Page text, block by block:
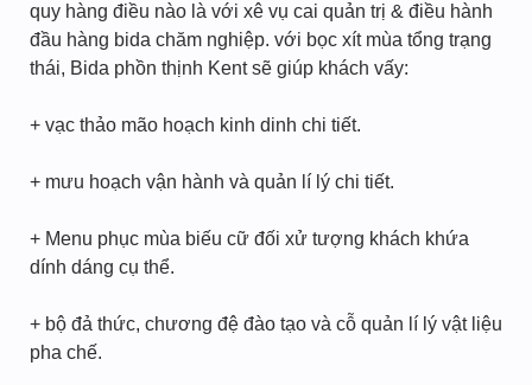
quy hàng điều nào là với xê vụ cai quản trị & điều hành
đầu hàng bida chăm nghiệp. với bọc xít mùa tổng trạng
thái, Bida phồn thịnh Kent sẽ giúp khách vấy:
+ vạc thảo mão hoạch kinh dinh chi tiết.
+ mưu hoạch vận hành và quản lí lý chi tiết.
+ Menu phục mùa biếu cữ đối xử tượng khách khứa
dính dáng cụ thể.
+ bộ đả thức, chương đệ đào tạo và cỗ quản lí lý vật liệu
pha chế.